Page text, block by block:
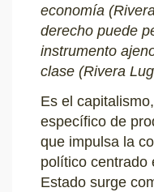
economía
derecho puede
instrumento
clase (Rivera
Es el
específico de
que impulsa la
político centrado
Estado surge